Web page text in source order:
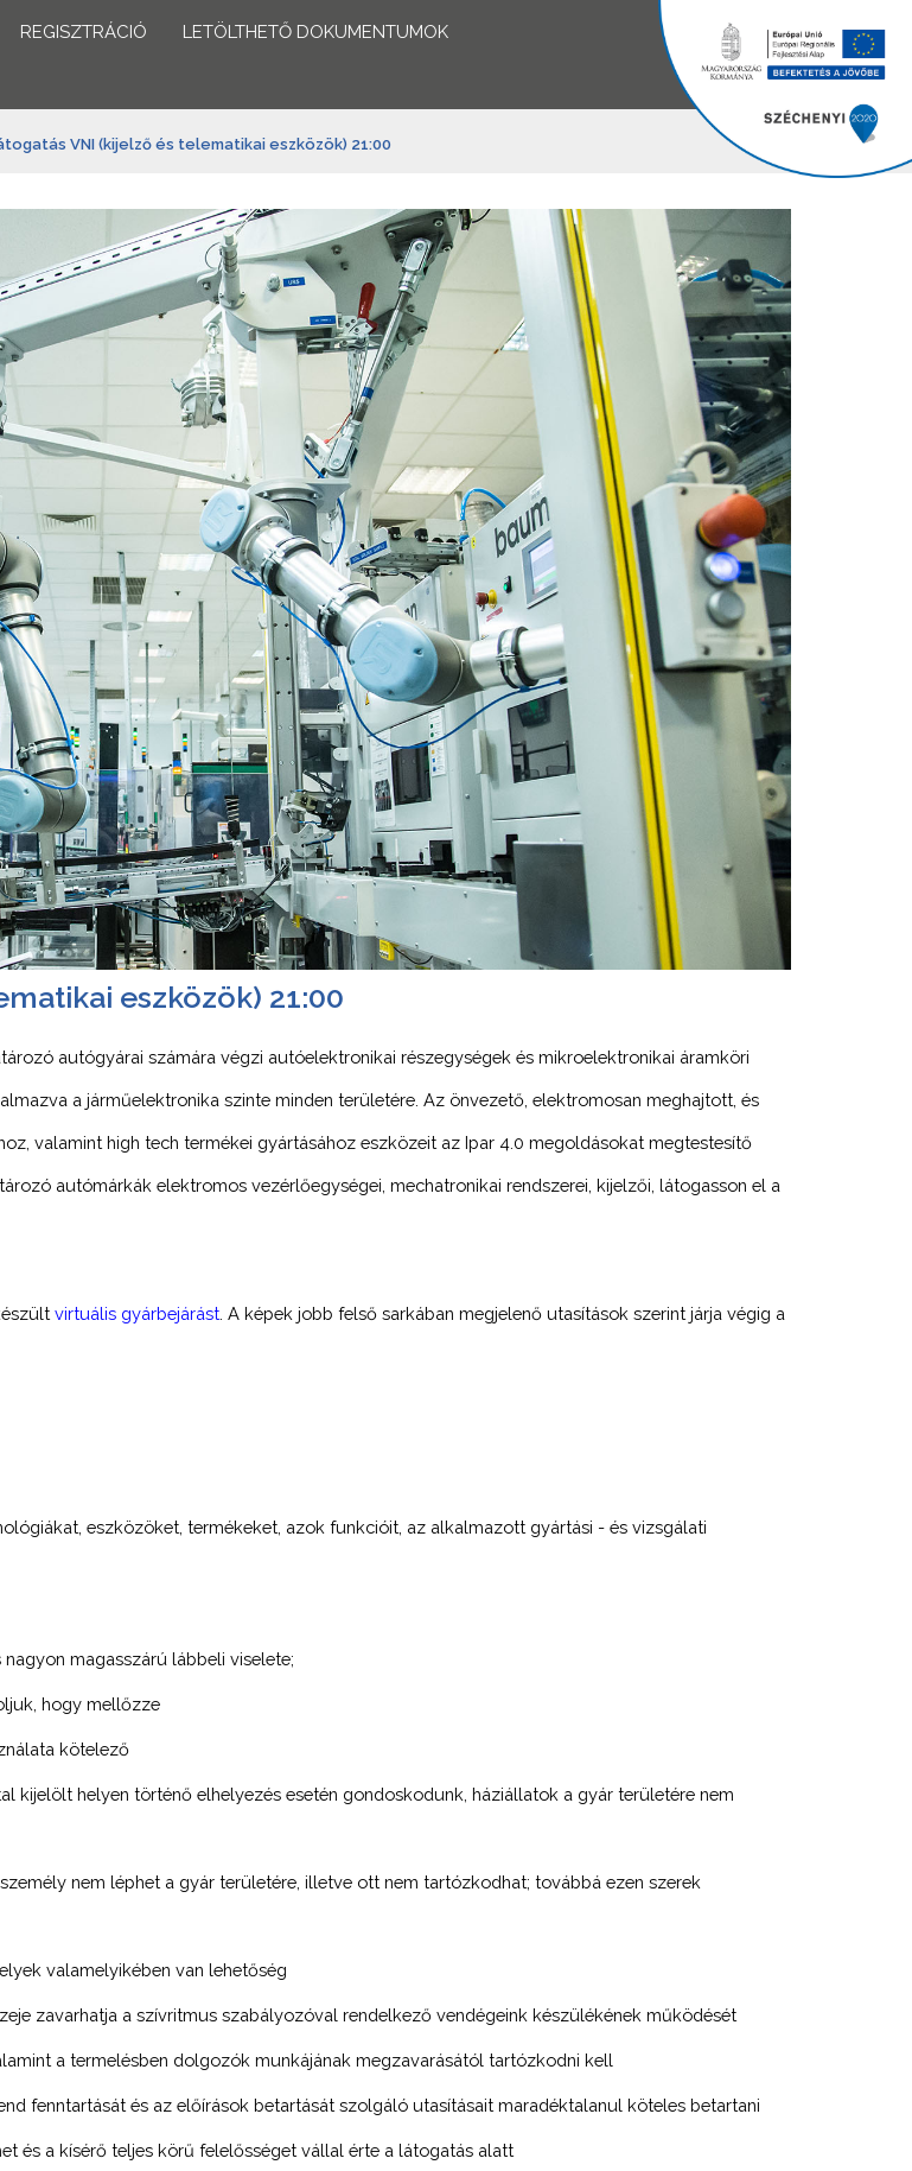
REGISZTRÁCIÓ LETÖLTHETŐ DOKUMENTUMOK
VNI (kijelző és telematikai eszközök) 21:00
eszközök) 21:00
autógyárai számára végzi autóelektronikai részegységek és mikroelektronikai áramköri
a járműelektronika szinte minden területére. Az önvezető, elektromosan meghajtott, és
valamint high tech termékei gyártásához eszközeit az Ipar 4.0 megoldásokat megtestesítő
autómárkák elektromos vezérlőegységei, mechatronikai rendszerei, kijelzői, látogasson el a
virtuális gyárbejárást . A képek jobb felső sarkában megjelenő utasítások szerint járja végig a
eszközöket, termékeket, azok funkcióit, az alkalmazott gyártási - és vizsgálati
magasszárú lábbeli viselete;
hogy mellőzze
kötelező
kijelölt helyen történő elhelyezés esetén gondoskodunk, háziállatok a gyár területére nem
nem léphet a gyár területére, illetve ott nem tartózkodhat; továbbá ezen szerek
valamelyikében van lehetőség
zavarhatja a szívritmus szabályozóval rendelkező vendégeink készülékének működését
a termelésben dolgozók munkájának megzavarásától tartózkodni kell
fenntartását és az előírások betartását szolgáló utasításait maradéktalanul köteles betartani
és a kísérő teljes körű felelősséget vállal érte a látogatás alatt